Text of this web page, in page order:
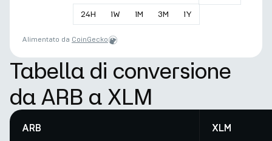
24H 1W 1M 3M 1Y
Alimentato da CoinGecko
Tabella di conversione
da ARB a XLM
ARB XLM